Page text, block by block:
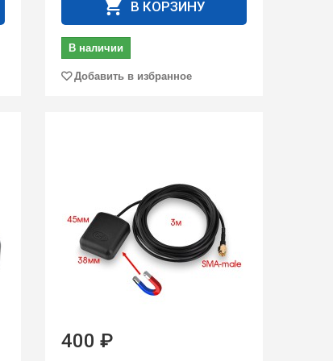
В КОРЗИНУ
В наличии
Добавить в избранное
400 ₽